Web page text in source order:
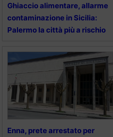
Ghiaccio alimentare, allarme
contaminazione in Sicilia:
Palermo la città più a rischio
Enna, prete arrestato per